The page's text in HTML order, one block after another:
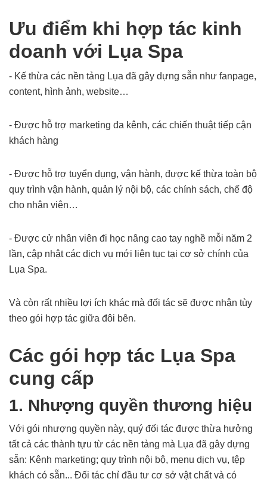
Ưu điểm khi hợp tác kinh
doanh với Lụa Spa
- Kế thừa các nền tảng Lụa đã gây dựng sẵn như fanpage,
content, hình ảnh, website…
- Được hỗ trợ marketing đa kênh, các chiến thuật tiếp cận
khách hàng
- Được hỗ trợ tuyển dụng, vận hành, được kế thừa toàn bộ
quy trình vận hành, quản lý nội bộ, các chính sách, chế độ
cho nhân viên…
- Được cử nhân viên đi học nâng cao tay nghề mỗi năm 2
lần, cập nhật các dịch vụ mới liên tục tại cơ sở chính của
Lụa Spa.
Và còn rất nhiều lợi ích khác mà đối tác sẽ được nhận tùy
theo gói hợp tác giữa đôi bên.
Các gói hợp tác Lụa Spa
cung cấp
1. Nhượng quyền thương hiệu
Với gói nhượng quyền này, quý đối tác được thừa hưởng
tất cả các thành tựu từ các nền tảng mà Lụa đã gây dựng
sẵn: Kênh marketing; quy trình nội bộ, menu dịch vụ, tệp
khách có sẵn... Đối tác chỉ đầu tư cơ sở vật chất và có